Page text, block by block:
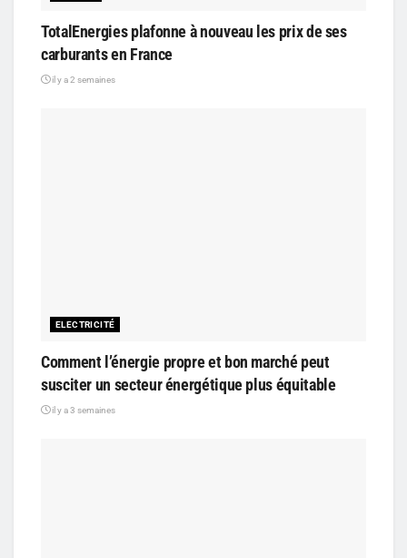
TotalEnergies plafonne à nouveau les prix de ses
carburants en France
il y a 2 semaines
ELECTRICITÉ
Comment l’énergie propre et bon marché peut
susciter un secteur énergétique plus équitable
il y a 3 semaines